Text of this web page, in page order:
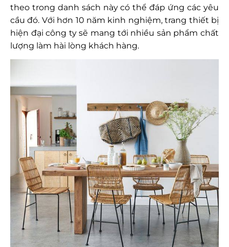
theo trong danh sách này có thể đáp ứng các yêu
cầu đó. Với hơn 10 năm kinh nghiệm, trang thiết bị
hiện đại công ty sẽ mang tới nhiều sản phẩm chất
lượng làm hài lòng khách hàng.